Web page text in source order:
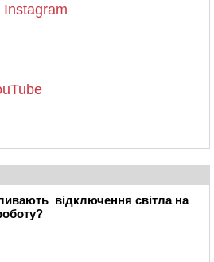
Instagram
відключення світла на